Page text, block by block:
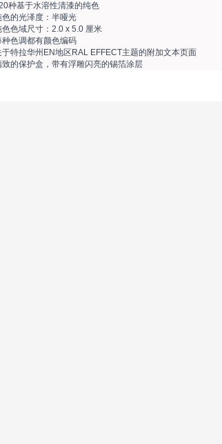
种基于水溶性清漆的纯色
色的光泽度：半哑光
色色域尺寸：2.0 x 5.0 厘米
种色调都有颜色编码
于特拉华州EN地区RAL EFFECT主题的附加文本页面
致的保护盒，带有浮雕闪亮的锡箔涂层